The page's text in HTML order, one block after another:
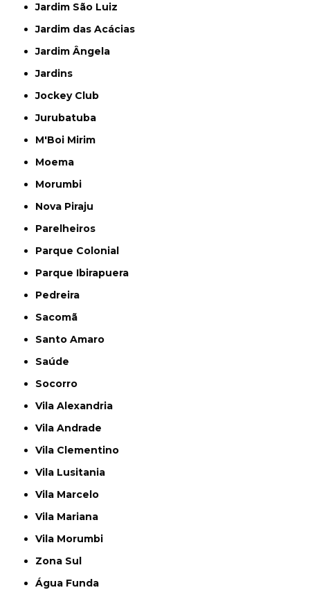
Jardim São Luiz
Jardim das Acácias
Jardim Ângela
Jardins
Jockey Club
Jurubatuba
M'Boi Mirim
Moema
Morumbi
Nova Piraju
Parelheiros
Parque Colonial
Parque Ibirapuera
Pedreira
Sacomã
Santo Amaro
Saúde
Socorro
Vila Alexandria
Vila Andrade
Vila Clementino
Vila Lusitania
Vila Marcelo
Vila Mariana
Vila Morumbi
Zona Sul
Água Funda